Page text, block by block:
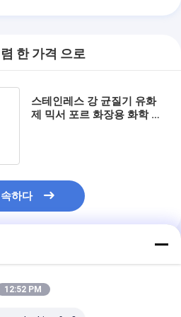
한 가격 으로
스테인레스 강 균질기 유화
제 믹서 포르 화장용 화학 식
하다
12:52 PM